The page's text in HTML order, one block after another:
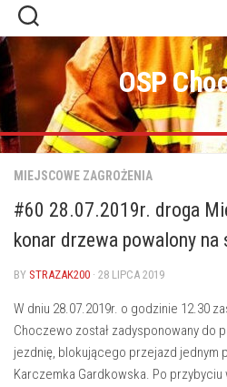
Skip
content
OSP
MIEJSCOWE ZAGROŻENIA
#60 28.07.2019r. droga
konar drzewa powalony
BY STRAZAK200 · 28 LIPCA 2019
W dniu 28.07.2019r. o godzinie 12.30
Choczewo został zadysponowany do
jezdnię, blokującego przejazd jednym
Karczemka Gardkowska. Po